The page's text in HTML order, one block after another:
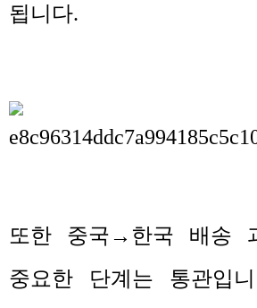
됩니다.
또한 중국→ 한국 배송
중요한 단계는 통관입